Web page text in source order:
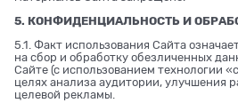
5. КОНФИДЕНЦИАЛЬНОСТЬ И
5.1. Факт использования Сайта
на сбор и обработку обезличенных
Сайте (с использованием технологии
целях анализа аудитории, улучшения
целевой рекламы.